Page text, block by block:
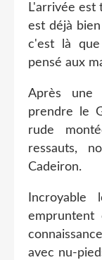
L'arrivée est
est déjà
c'est là
pensé aux
Après une
prendre le
rude
ressauts,
Cadeiron.
empruntent
avec nu-